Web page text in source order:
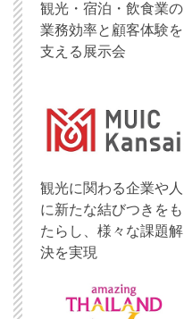
観光・宿泊・飲食業の
業務効率と顧客体験を
支える展示会
観光に関わる企業や人
に新たな結びつきをも
たらし、様々な課題解
決を実現